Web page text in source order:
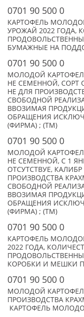
0701 90 500 0
КАРТОФЕЛЬ
УРОЖАЙ 2022 ГОДА,
БУМАЖНЫЕ НА
0701 90 500 0
МОЛОДОЙ
НЕ СЕМЕННОЙ, СОРТ
НЕ ДЛЯ
СВОБОДНОЙ
ВВОЗИМАЯ
ОБРАЩЕНИЯ
(ФИРМА) ; (TM)
0701 90 500 0
МОЛОДОЙ
НЕ СЕМЕННОЙ, С 1
ОТСУТСТВУЕ,
ПРОИЗВОДСТВА
СВОБОДНОЙ
ВВОЗИМАЯ
ОБРАЩЕНИЯ
(ФИРМА) ; (TM)
0701 90 500 0
КАРТОФЕЛЬ
2022 ГОДА,
КОРОБКИ И МЕШКИ
0701 90 500 0
МОЛОДОЙ
ПРОИЗВОДСТВА
КАРТОФЕЛЬ